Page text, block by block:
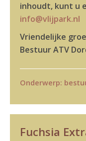
inhoudt, kunt u
info@vlijpark.nl
Vriendelijke
Bestuur ATV
Onderwerp:
Fuchsia